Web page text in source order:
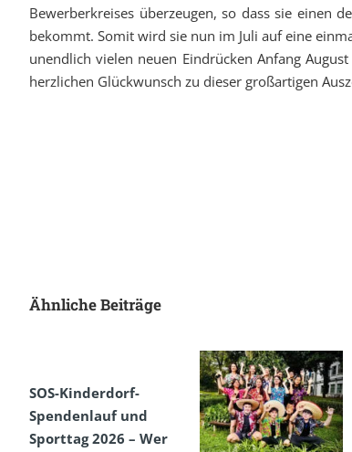
Bewerberkreises überzeugen, so dass sie einen
bekommt. Somit wird sie nun im Juli auf eine
unendlich vielen neuen Eindrücken Anfang
herzlichen Glückwunsch zu dieser großartigen
Ähnliche Beiträge
SOS-Kinderdorf-
Spendenlauf und
Sporttag 2026 – Wer